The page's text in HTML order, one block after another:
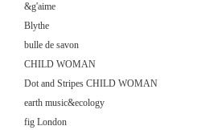
&g'aime
Blythe
bulle de savon
CHILD WOMAN
Dot and Stripes CHILD WOMAN
earth music&ecology
fig London